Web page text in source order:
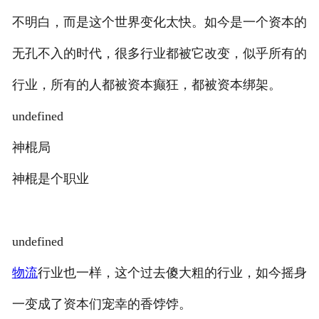
不明白，而是这个世界变化太快。如今是一个资本的
无孔不入的时代，很多行业都被它改变，似乎所有的
行业，所有的人都被资本癫狂，都被资本绑架。
undefined
神棍局
神棍是个职业
undefined
物流行业也一样，这个过去傻大粗的行业，如今摇身
一变成了资本们宠幸的香饽饽。